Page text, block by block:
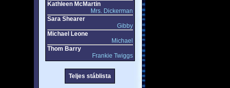
Kathleen McMartin
Mrs. Dickerman
Sara Shearer
Gibby
Michael Leone
Michael
Thom Barry
Frankie Twiggs
Teljes stáblista